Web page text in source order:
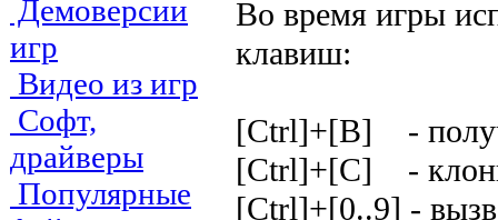
Демоверсии
игр
Видео из игр
Софт,
драйверы
Популярные
Bo вpeмя игpы
клaвиш:
[Ctrl]+[B] -
[Ctrl]+[C] -
[Ctrl]+[0..9] -